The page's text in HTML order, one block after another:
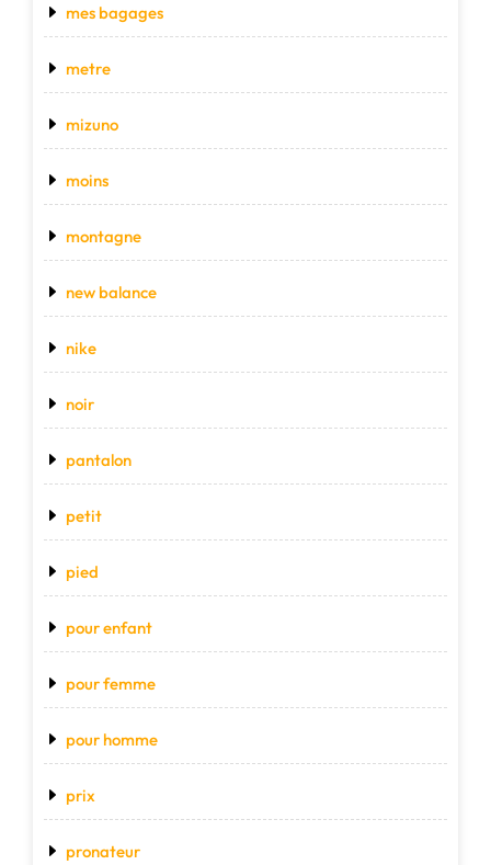
mes bagages
metre
mizuno
moins
montagne
new balance
nike
noir
pantalon
petit
pied
pour enfant
pour femme
pour homme
prix
pronateur